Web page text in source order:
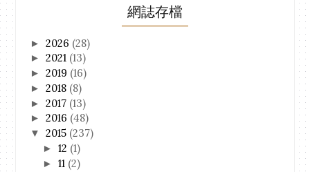
網誌存檔
►2026 (28)
►2021 (13)
►2019 (16)
►2018 (8)
►2017 (13)
►2016 (48)
▼2015 (237)
►12 (1)
►11 (2)